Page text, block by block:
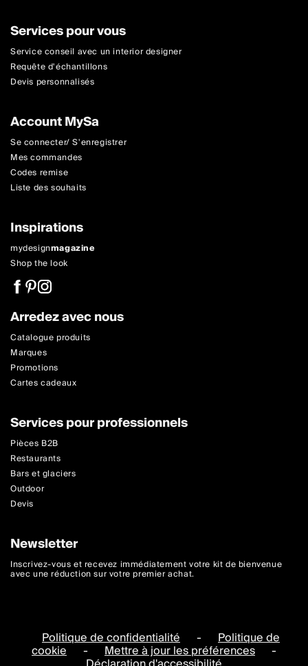
Services pour vous
Service conseil avec un interior designer
Requête d'échantillons
Devis personnalisés
Account MySa
Se connecter/ S'enregistrer
Mes commandes
Codes remise
Liste des souhaits
Inspirations
mydesignmagazine
Shop the look
Arredez avec nous
Catalogue produits
Marques
Promotions
Cartes cadeaux
Services pour professionnels
Pièces B2B
Restaurants
Bars et glaciers
Outdoor
Devis
Newsletter
Inscrivez-vous et recevez immédiatement votre kit de bienvenue
avec une réduction sur votre premier achat.
Politique de confidentialité - Politique de
cookie - Mettre à jour les préférences -